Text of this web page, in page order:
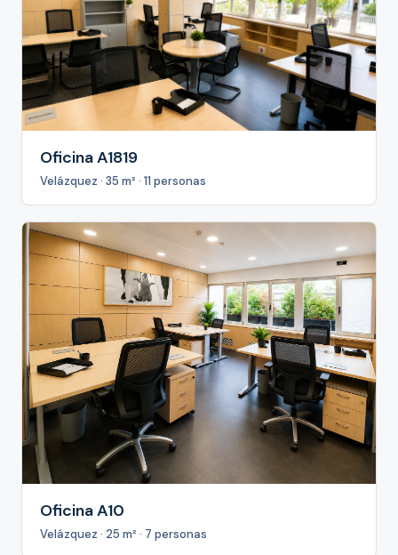
Oficina A1819
Velázquez · 35 m² · 11 personas
Oficina A10
Velázquez · 25 m² · 7 personas